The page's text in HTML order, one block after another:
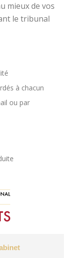
mieux de vos
le tribunal
à chacun
ou par